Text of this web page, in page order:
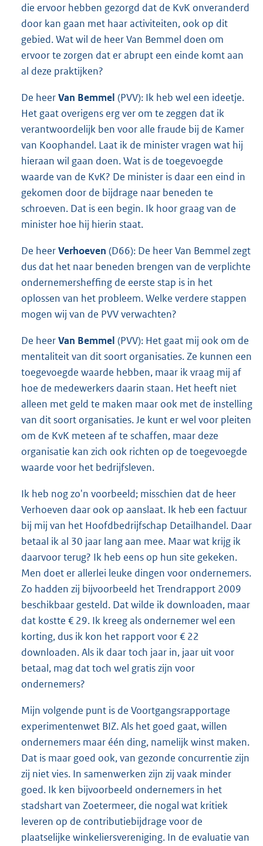
die ervoor hebben gezorgd dat de KvK onveranderd
door kan gaan met haar activiteiten, ook op dit
gebied. Wat wil de heer Van Bemmel doen om
ervoor te zorgen dat er abrupt een einde komt aan
al deze praktijken?
De heerVan Bemmel (PVV): Ik heb wel een ideetje.
Het gaat overigens erg ver om te zeggen dat ik
verantwoordelijk ben voor alle fraude bij de Kamer
van Koophandel. Laat ik de minister vragen wat hij
hieraan wil gaan doen. Wat is de toegevoegde
waarde van de KvK? De minister is daar een eind in
gekomen door de bijdrage naar beneden te
schroeven. Dat is een begin. Ik hoor graag van de
minister hoe hij hierin staat.
De heerVerhoeven (D66): De heer Van Bemmel zegt
dus dat het naar beneden brengen van de verplichte
ondernemersheffing de eerste stap is in het
oplossen van het probleem. Welke verdere stappen
mogen wij van de PVV verwachten?
De heerVan Bemmel (PVV): Het gaat mij ook om de
mentaliteit van dit soort organisaties. Ze kunnen een
toegevoegde waarde hebben, maar ik vraag mij af
hoe de medewerkers daarin staan. Het heeft niet
alleen met geld te maken maar ook met de instelling
van dit soort organisaties. Je kunt er wel voor pleiten
om de KvK meteen af te schaffen, maar deze
organisatie kan zich ook richten op de toegevoegde
waarde voor het bedrijfsleven.
Ik heb nog zo'n voorbeeld; misschien dat de heer
Verhoeven daar ook op aanslaat. Ik heb een factuur
bij mij van het Hoofdbedrijfschap Detailhandel. Daar
betaal ik al 30 jaar lang aan mee. Maar wat krijg ik
daarvoor terug? Ik heb eens op hun site gekeken.
Men doet er allerlei leuke dingen voor ondernemers.
Zo hadden zij bijvoorbeeld het Trendrapport 2009
beschikbaar gesteld. Dat wilde ik downloaden, maar
dat kostte € 29. Ik kreeg als ondernemer wel een
korting, dus ik kon het rapport voor € 22
downloaden. Als ik daar toch jaar in, jaar uit voor
betaal, mag dat toch wel gratis zijn voor
ondernemers?
Mijn volgende punt is de Voortgangsrapportage
experimentenwet BIZ. Als het goed gaat, willen
ondernemers maar één ding, namelijk winst maken.
Dat is maar goed ook, van gezonde concurrentie zijn
zij niet vies. In samenwerken zijn zij vaak minder
goed. Ik ken bijvoorbeeld ondernemers in het
stadshart van Zoetermeer, die nogal wat kritiek
leveren op de contributiebijdrage voor de
plaatselijke winkeliersvereniging. In de evaluatie van